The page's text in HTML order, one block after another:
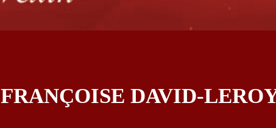
FRANÇOISE DAVID-